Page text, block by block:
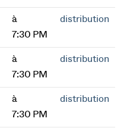
à
7:30 PM
distribution
à
7:30 PM
distribution
à
7:30 PM
distribution